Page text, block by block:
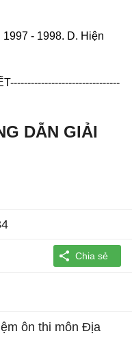
- 1998. D. Hiện
DẪN GIẢI
ôn thi môn Địa